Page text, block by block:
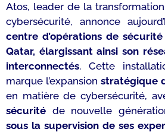
Atos, leader de la
cybersécurité, annonce
centre d’opérations de
Qatar, élargissant ainsi son
interconnectés. Cette
marque l’expansion stratégique
en matière de cybersécurité,
sécurité de nouvelle
sous la supervision de ses